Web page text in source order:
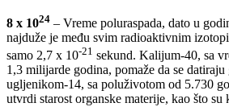
8 х 1024 – Vreme poluraspada, dato u
najduže je među svim radioaktivnim
samo 2,7 х 10-21 sekund. Kalijum-40, sa
1,3 milijarde godina, pomaže da se
ugljenikom-14, sa poluživotom od 5.730
utvrdi starost organske materije, kao što